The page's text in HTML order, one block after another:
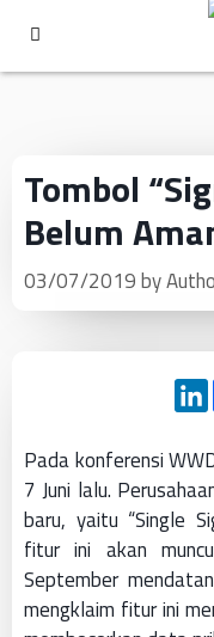
Tombol
Belum
03/07/2019by
Pada konferensi
7 Juni lalu.
baru, yaitu “Single
fitur ini akan
September
mengklaim fitur ini